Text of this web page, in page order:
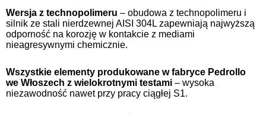
Wersja z technopolimeru – obudowa z technopolimeru i
silnik ze stali nierdzewnej AISI 304L zapewniają najwyższą
odporność na korozję w kontakcie z mediami
nieagresywnymi chemicznie.
Wszystkie elementy produkowane w fabryce Pedrollo
we Włoszech z wielokrotnymi testami – wysoka
niezawodność nawet przy pracy ciągłej S1.